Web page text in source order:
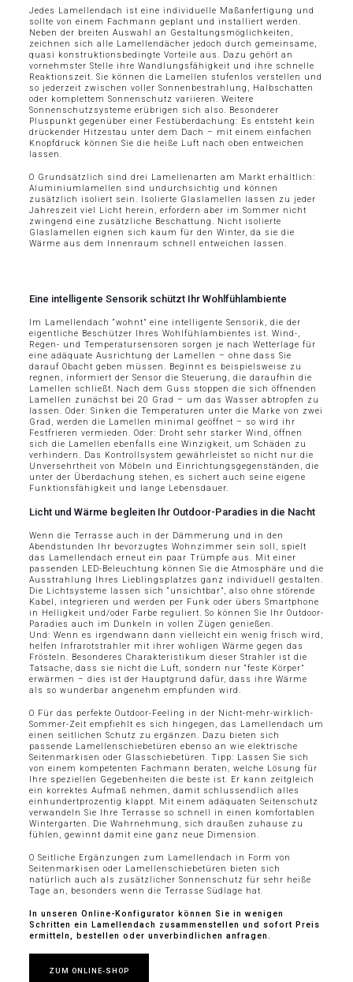
Jedes Lamellendach ist eine individuelle Maßanfertigung und
sollte von einem Fachmann geplant und installiert werden.
Neben der breiten Auswahl an Gestaltungsmöglichkeiten,
zeichnen sich alle Lamellendächer jedoch durch gemeinsame,
quasi konstruktionsbedingte Vorteile aus. Dazu gehört an
vornehmster Stelle ihre Wandlungsfähigkeit und ihre schnelle
Reaktionszeit. Sie können die Lamellen stufenlos verstellen und
so jederzeit zwischen voller Sonnenbestrahlung, Halbschatten
oder komplettem Sonnenschutz variieren. Weitere
Sonnenschutzsysteme erübrigen sich also. Besonderer
Pluspunkt gegenüber einer Festüberdachung: Es entsteht kein
drückender Hitzestau unter dem Dach – mit einem einfachen
Knopfdruck können Sie die heiße Luft nach oben entweichen
lassen.
O Grundsätzlich sind drei Lamellenarten am Markt erhältlich:
Aluminiumlamellen sind undurchsichtig und können
zusätzlich isoliert sein. Isolierte Glaslamellen lassen zu jeder
Jahreszeit viel Licht herein, erfordern aber im Sommer nicht
zwingend eine zusätzliche Beschattung. Nicht isolierte
Glaslamellen eignen sich kaum für den Winter, da sie die
Wärme aus dem Innenraum schnell entweichen lassen.
Eine intelligente Sensorik schützt Ihr Wohlfühlambiente
Im Lamellendach “wohnt” eine intelligente Sensorik, die der
eigentliche Beschützer Ihres Wohlfühlambientes ist. Wind-,
Regen- und Temperatursensoren sorgen je nach Wetterlage für
eine adäquate Ausrichtung der Lamellen – ohne dass Sie
darauf Obacht geben müssen. Beginnt es beispielsweise zu
regnen, informiert der Sensor die Steuerung, die daraufhin die
Lamellen schließt. Nach dem Guss stoppen die sich öffnenden
Lamellen zunächst bei 20 Grad – um das Wasser abtropfen zu
lassen. Oder: Sinken die Temperaturen unter die Marke von zwei
Grad, werden die Lamellen minimal geöffnet – so wird ihr
Festfrieren vermieden. Oder: Droht sehr starker Wind, öffnen
sich die Lamellen ebenfalls eine Winzigkeit, um Schäden zu
verhindern. Das Kontrollsystem gewährleistet so nicht nur die
Unversehrtheit von Möbeln und Einrichtungsgegenständen, die
unter der Überdachung stehen, es sichert auch seine eigene
Funktionsfähigkeit und lange Lebensdauer.
Licht und Wärme begleiten Ihr Outdoor-Paradies in die Nacht
Wenn die Terrasse auch in der Dämmerung und in den
Abendstunden Ihr bevorzugtes Wohnzimmer sein soll, spielt
das Lamellendach erneut ein paar Trümpfe aus. Mit einer
passenden LED-Beleuchtung können Sie die Atmosphäre und die
Ausstrahlung Ihres Lieblingsplatzes ganz individuell gestalten.
Die Lichtsysteme lassen sich “unsichtbar”, also ohne störende
Kabel, integrieren und werden per Funk oder übers Smartphone
in Helligkeit und/oder Farbe reguliert. So können Sie Ihr Outdoor-
Paradies auch im Dunkeln in vollen Zügen genießen.
Und: Wenn es irgendwann dann vielleicht ein wenig frisch wird,
helfen Infrarotstrahler mit ihrer wohligen Wärme gegen das
Frösteln. Besonderes Charakteristikum dieser Strahler ist die
Tatsache, dass sie nicht die Luft, sondern nur “feste Körper”
erwärmen – dies ist der Hauptgrund dafür, dass ihre Wärme
als so wunderbar angenehm empfunden wird.
O Für das perfekte Outdoor-Feeling in der Nicht-mehr-wirklich-
Sommer-Zeit empfiehlt es sich hingegen, das Lamellendach um
einen seitlichen Schutz zu ergänzen. Dazu bieten sich
passende Lamellenschiebetüren ebenso an wie elektrische
Seitenmarkisen oder Glasschiebetüren. Tipp: Lassen Sie sich
von einem kompetenten Fachmann beraten, welche Lösung für
Ihre speziellen Gegebenheiten die beste ist. Er kann zeitgleich
ein korrektes Aufmaß nehmen, damit schlussendlich alles
einhundertprozentig klappt. Mit einem adäquaten Seitenschutz
verwandeln Sie Ihre Terrasse so schnell in einen komfortablen
Wintergarten. Die Wahrnehmung, sich draußen zuhause zu
fühlen, gewinnt damit eine ganz neue Dimension.
O Seitliche Ergänzungen zum Lamellendach in Form von
Seitenmarkisen oder Lamellenschiebetüren bieten sich
natürlich auch als zusätzlicher Sonnenschutz für sehr heiße
Tage an, besonders wenn die Terrasse Südlage hat.
In unseren Online-Konfigurator können Sie in wenigen
Schritten ein Lamellendach zusammenstellen und sofort Preis
ermitteln, bestellen oder unverbindlichen anfragen.
ZUM ONLINE-SHOP